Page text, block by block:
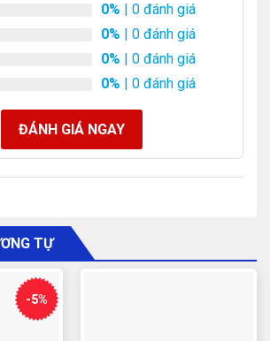
0% | 0 đánh giá
0% | 0 đánh giá
0% | 0 đánh giá
0% | 0 đánh giá
ĐÁNH GIÁ NGAY
TỰ
-5%